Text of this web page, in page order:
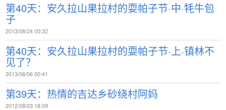
第40天：安久拉山果拉村的耍帕子节·中·牦牛包
子
2013/08/24 00:32
第40天：安久拉山果拉村的耍帕子节·上·镇林不
见了？
2013/06/06 00:41
第39天：热情的吉达乡砂绕村阿妈
2012/08/03 18:09